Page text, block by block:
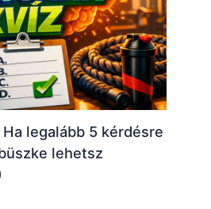
legalább 5 kérdésre
lehetsz